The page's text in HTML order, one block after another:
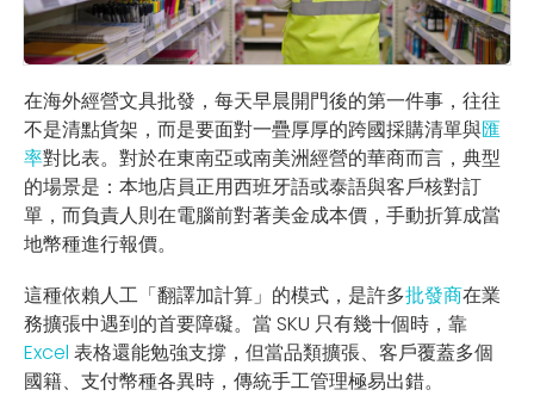
在海外經營文具批發，每天早晨開門後的第一件事，往往
不是清點貨架，而是要面對一疊厚厚的跨國採購清單與匯
率對比表。對於在東南亞或南美洲經營的華商而言，典型
的場景是：本地店員正用西班牙語或泰語與客戶核對訂
單，而負責人則在電腦前對著美金成本價，手動折算成當
地幣種進行報價。
這種依賴人工「翻譯加計算」的模式，是許多批發商在業
務擴張中遇到的首要障礙。當 SKU 只有幾十個時，靠
Excel 表格還能勉強支撐，但當品類擴張、客戶覆蓋多個
國籍、支付幣種各異時，傳統手工管理極易出錯。